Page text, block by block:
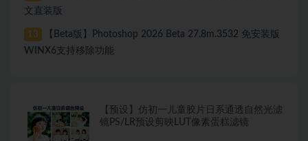
文直装版
13
【Beta版】Photoshop 2026 Beta 27.8m.3532 免安装版
WINX6支持移除功能
【预设】仿初一儿童胶片日系通透自然光滤
镜PS/LR预设剪映LUT像素蛋糕滤镜